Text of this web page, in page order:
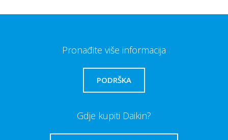
Pronađite više informacija
PODRŠKA
Gdje kupiti Daikin?